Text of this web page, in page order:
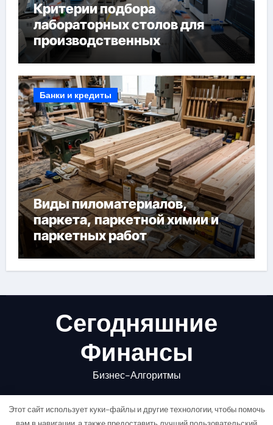
Критерии подбора
лабораторных столов для
производственных
лабораторий
Банки и кредиты
Виды пиломатериалов,
паркета, паркетной химии и
паркетных работ
Сегодняшние
Финансы
Бизнес-Алгоритмы
Этот сайт использует куки-файлы и другие технологии, чтобы помочь